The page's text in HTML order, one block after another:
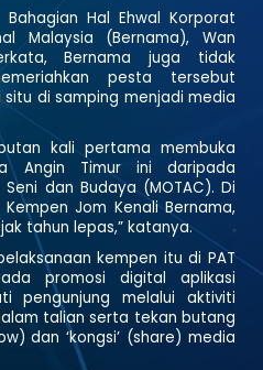
Hal Ehwal Korporat
Malaysia (Bernama), Wan
Bernama juga tidak
pesta tersebut
di samping menjadi media
kali pertama membuka
Angin Timur ini daripada
dan Budaya (MOTAC). Di
Jom Kenali Bernama,
tahun lepas,” katanya.
kempen itu di PAT
promosi digital aplikasi
pengunjung melalui aktiviti
talian serta tekan butang
dan ‘kongsi’ (share) media